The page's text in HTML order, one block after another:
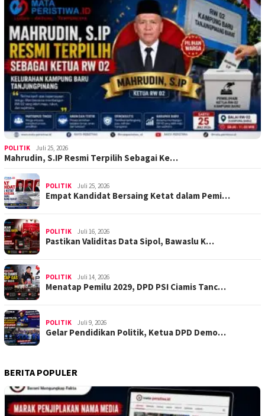
POLITIK Juli 25, 2026
Mahrudin, S.IP Resmi Terpilih Sebagai Ke…
POLITIK Juli 25, 2026
Empat Kandidat Bersaing Ketat dalam Pemi…
POLITIK Juli 16, 2026
Pastikan Validitas Data Sipol, Bawaslu K…
POLITIK Juli 14, 2026
Menatap Pemilu 2029, DPD PSI Ciamis Tanc…
POLITIK Juli 9, 2026
Gelar Pendidikan Politik, Ketua DPD Demo…
BERITA POPULER